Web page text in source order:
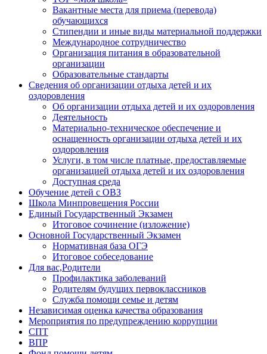
Вакантные места для приема (перевода)
обучающихся
Стипендии и иные виды материальной поддержки
Международное сотрудничество
Организация питания в образовательной
организации
Образовательные стандарты
Сведения об организации отдыха детей и их
оздоровления
Об организации отдыха детей и их оздоровления
Деятельность
Материально-техническое обеспечение и
оснащенность организации отдыха детей и их
оздоровления
Услуги, в том числе платные, предоставляемые
организацией отдыха детей и их оздоровления
Доступная среда
Обучение детей с ОВЗ
Школа Минпровещения России
Единый Государственный Экзамен
Итоговое сочинение (изложение)
Основной Государственный Экзамен
Нормативная база ОГЭ
Итоговое собеседование
Для вас,Родители
Профилактика заболеваний
Родителям будущих первоклассников
Служба помощи семье и детям
Независимая оценка качества образования
Мероприятия по предупреждению коррупции
СПТ
ВПР